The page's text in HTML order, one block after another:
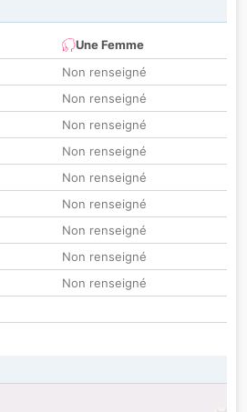
Une Femme
Non renseigné
Non renseigné
Non renseigné
Non renseigné
Non renseigné
Non renseigné
Non renseigné
Non renseigné
Non renseigné